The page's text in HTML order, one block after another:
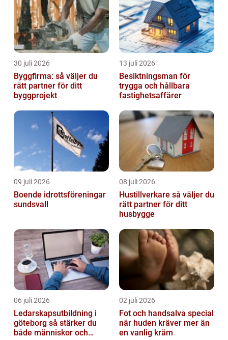
30 juli 2026
Byggfirma: så väljer du
rätt partner för ditt
byggprojekt
13 juli 2026
Besiktningsman för
trygga och hållbara
fastighetsaffärer
09 juli 2026
Boende idrottsföreningar
sundsvall
08 juli 2026
Hustillverkare så väljer du
rätt partner för ditt
husbygge
06 juli 2026
Ledarskapsutbildning i
göteborg så stärker du
både människor och
02 juli 2026
Fot och handsalva special
när huden kräver mer än
en vanlig kräm